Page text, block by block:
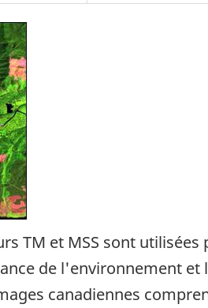
TM et MSS sont
de l'environnement
canadiennes